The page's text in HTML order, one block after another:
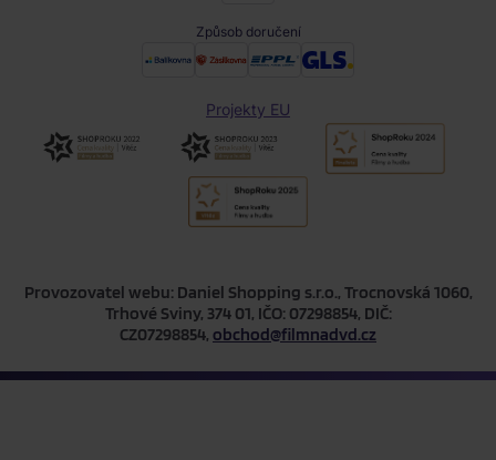
Způsob doručení
Projekty EU
Provozovatel webu: Daniel Shopping s.r.o., Trocnovská 1060,
Trhové Sviny, 374 01, IČO: 07298854, DIČ:
CZ07298854, obchod@filmnadvd.cz